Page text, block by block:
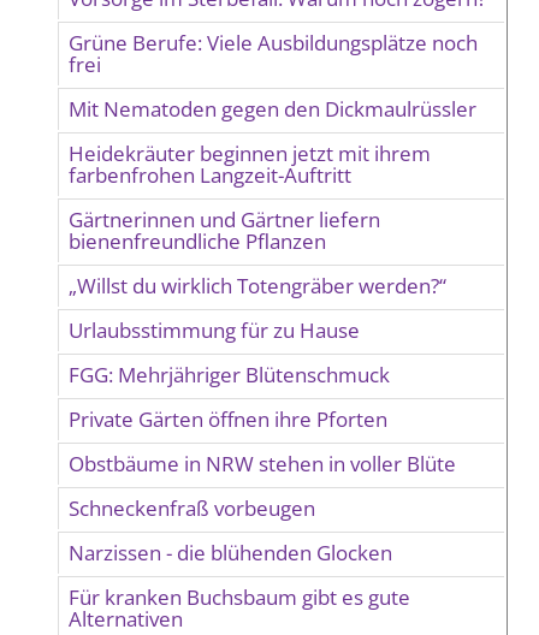
Grüne Berufe: Viele Ausbildungsplätze noch
frei
Mit Nematoden gegen den Dickmaulrüssler
Heidekräuter beginnen jetzt mit ihrem
farbenfrohen Langzeit-Auftritt
Gärtnerinnen und Gärtner liefern
bienenfreundliche Pflanzen
„Willst du wirklich Totengräber werden?“
Urlaubsstimmung für zu Hause
FGG: Mehrjähriger Blütenschmuck
Private Gärten öffnen ihre Pforten
Obstbäume in NRW stehen in voller Blüte
Schneckenfraß vorbeugen
Narzissen - die blühenden Glocken
Für kranken Buchsbaum gibt es gute
Alternativen